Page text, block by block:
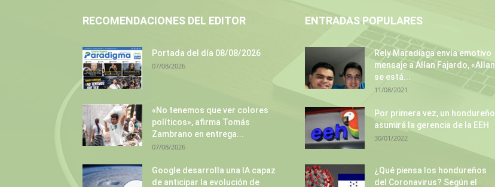
RECOMENDACIONES DEL EDITOR
Portada del día 08/08/2026
07/08/2026
«No tenemos que ver colores
políticos», afirma Tomás
Zambrano en entrega...
07/08/2026
Google desarrolla una IA capaz
de anticipar la evolución de
ENTRADAS POPULARES
Rely Maradiaga envía emotivo
mensaje a Allan Fajardo, «Allan
se está...
11/08/2021
Por primera vez, un hondureño
asumirá la gerencia de la EEH
30/01/2022
¿Qué piensa los hondureños
del Coronavirus? Según el